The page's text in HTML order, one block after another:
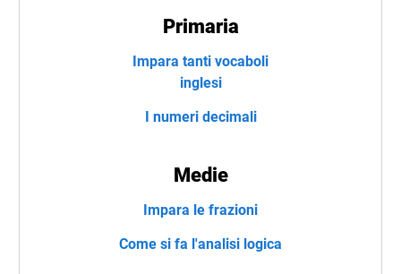
Primaria
Impara tanti vocaboli
inglesi
I numeri decimali
Medie
Impara le frazioni
Come si fa l'analisi logica